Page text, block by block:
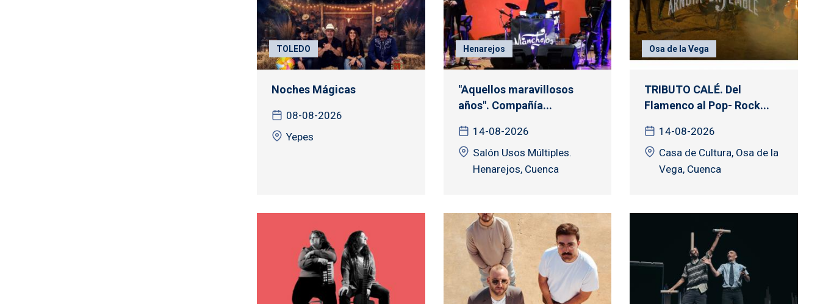
TOLEDO
Noches Mágicas
08-08-2026
Yepes
Henarejos
"Aquellos maravillosos
años". Compañía...
14-08-2026
Salón Usos Múltiples.
Henarejos, Cuenca
Osa de la Vega
TRIBUTO CALÉ. Del
Flamenco al Pop- Rock...
14-08-2026
Casa de Cultura, Osa de la
Vega, Cuenca